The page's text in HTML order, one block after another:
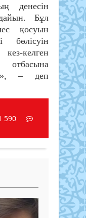
денесін
дайын. Бұл
қосуын
бөлісуін
келген
отбасына
– деп
590